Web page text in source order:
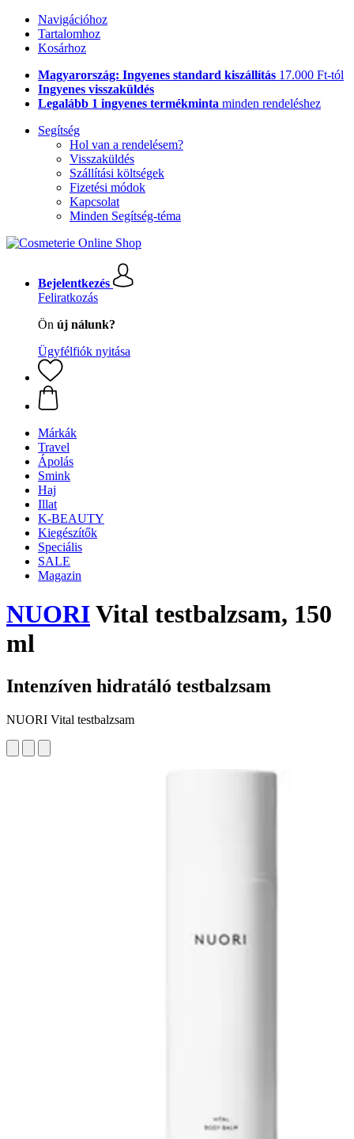
Navigációhoz
Tartalomhoz
Kosárhoz
Magyarország: Ingyenes standard kiszállítás 17.000 Ft-tól
Ingyenes visszaküldés
Legalább 1 ingyenes termékminta minden rendeléshez
Segítség
Hol van a rendelésem?
Visszaküldés
Szállítási költségek
Fizetési módok
Kapcsolat
Minden Segítség-téma
Bejelentkezés
Feliratkozás
Ön új nálunk?
Ügyfélfiók nyitása
Márkák
Travel
Ápolás
Smink
Haj
Illat
K-BEAUTY
Kiegészítők
Speciális
SALE
Magazin
NUORIVital testbalzsam, 150
ml
Intenzíven hidratáló testbalzsam
NUORI Vital testbalzsam